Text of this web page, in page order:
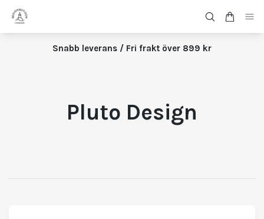
Snabb leverans / Fri frakt över 899 kr
Pluto Design